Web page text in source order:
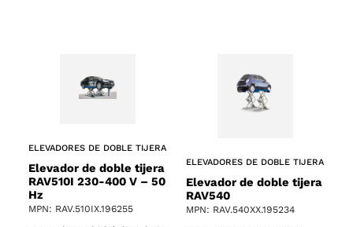
ELEVADORES DE DOBLE TIJERA
Elevador de doble tijera
RAV510I 230-400 V – 50
Hz
MPN: RAV.510IX.196255
ELEVADORES DE DOBLE TIJERA
Elevador de doble tijera
RAV540
MPN: RAV.540XX.195234